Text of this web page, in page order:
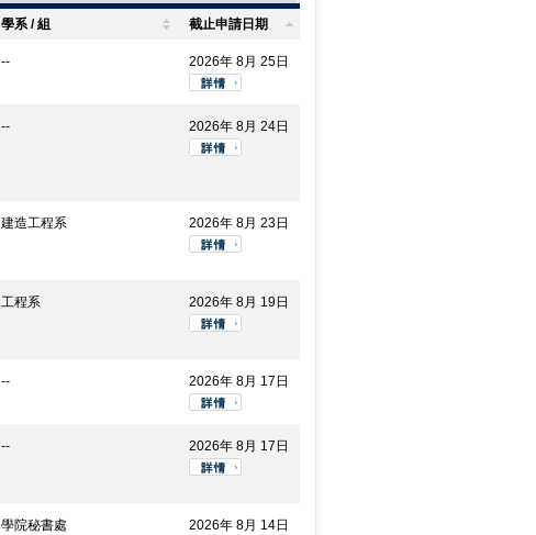
學系 / 組 截止申請日期
-- 2026年 8月 25日
-- 2026年 8月 24日
建造工程系 2026年 8月 23日
工程系 2026年 8月 19日
-- 2026年 8月 17日
-- 2026年 8月 17日
學院秘書處 2026年 8月 14日